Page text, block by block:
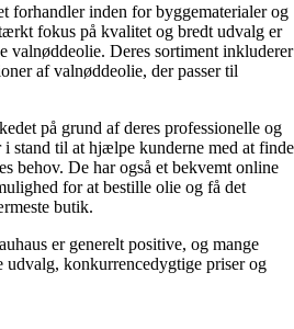
forhandler inden for byggematerialer og
fokus på kvalitet og bredt udvalg er
valnøddeolie. Deres sortiment inkluderer
af valnøddeolie, der passer til
på grund af deres professionelle og
i stand til at hjælpe kunderne med at finde
behov. De har også et bekvemt online
for at bestille olie og få det
butik.
er generelt positive, og mange
udvalg, konkurrencedygtige priser og